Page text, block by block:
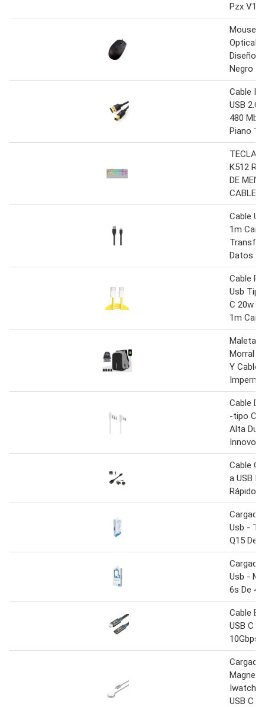
Pzx
Mouse
Optical
Diseño
Negro
Cable
USB 2.0
480
Piano
K512
DE
CABLE
Cable
1m
Datos
Cable
Usb
C 20w
1m
Maleta
Morral
Y Cable
Cable
-tipo C
Alta
Innovo
Cable
a USB
Rápido
Usb -
Q15 De
Usb -
6s De
Cable
USB C
10Gbps
Cargador
Iwatch
USB C